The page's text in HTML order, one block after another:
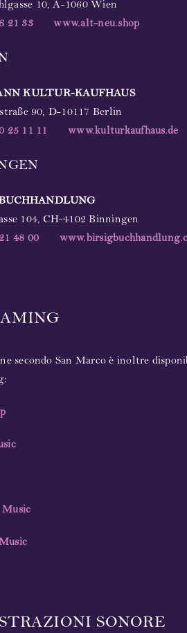
10, A-1060 Wien
21 33
www.alt-neu.shop
KULTUR-KAUFHAUS
90, D-10117 Berlin
25 11 11
www.kulturkaufhaus.de
104, CH-4102 Binningen
48 00
secondo San Marco è inoltre
Music
SONORE